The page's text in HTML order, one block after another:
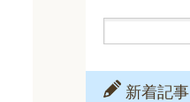
新着記事